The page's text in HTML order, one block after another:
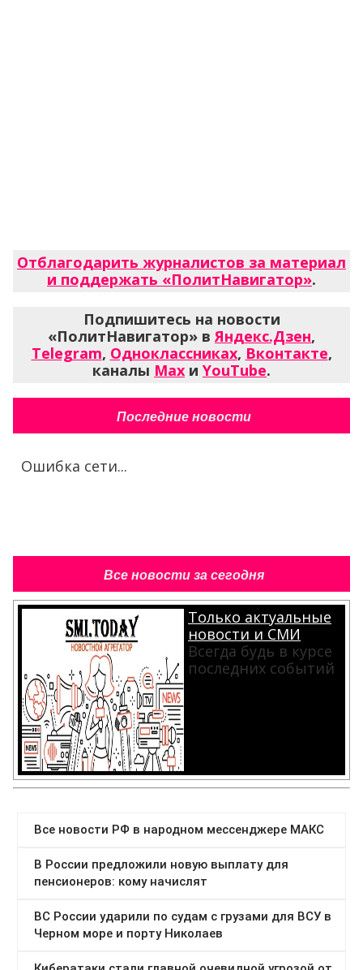
Отблагодарить журналистов за материал
и поддержать «ПолитНавигатор».
Подпишитесь на новости
«ПолитНавигатор» в Яндекс.Дзен,
Telegram, Одноклассниках, Вконтакте,
каналы Max и YouTube.
Последние новости
Ошибка сети...
Все новости за сегодня
Только актуальные
новости и СМИ
Всегда будь в курсе
последних событий